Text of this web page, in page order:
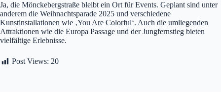
Ja, die Mönckebergstraße bleibt ein Ort für Events. Geplant sind unter
anderem die Weihnachtsparade 2025 und verschiedene
Kunstinstallationen wie ‚You Are Colorful‘. Auch die umliegenden
Attraktionen wie die Europa Passage und der Jungfernstieg bieten
vielfältige Erlebnisse.
Post Views: 20